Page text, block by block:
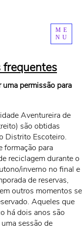
ME
NU
permissão para
Aventureira de
são obtidas
Distrito Escoteiro.
formação para
reciclagem durante o
inverno no final e
de reservas,
outros momentos se
Aqueles que
há dois anos são
sessão de